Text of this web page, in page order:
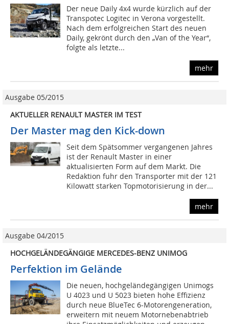
Der neue Daily 4x4 wurde kürzlich auf der
Transpotec Logitec in Verona vorgestellt.
Nach dem erfolgreichen Start des neuen
Daily, gekrönt durch den „Van of the Year“,
folgte als letzte...
mehr
Ausgabe 05/2015
AKTUELLER RENAULT MASTER IM TEST
Der Master mag den Kick-down
Seit dem Spätsommer vergangenen Jahres
ist der Renault Master in einer
aktualisierten Form auf dem Markt. Die
Redaktion fuhr den Transporter mit der 121
Kilowatt starken Topmotorisierung in der...
mehr
Ausgabe 04/2015
HOCHGELÄNDEGÄNGIGE MERCEDES-BENZ UNIMOG
Perfektion im Gelände
Die neuen, hochgeländegängigen Unimogs
U 4023 und U 5023 bieten hohe Effizienz
durch neue BlueTec 6-Motorengeneration,
erweitern mit neuem Motornebenabtrieb